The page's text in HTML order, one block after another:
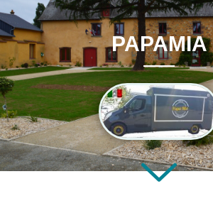
PAPAMIA